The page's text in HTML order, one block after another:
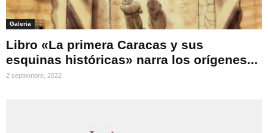
Galeria
Libro «La primera Caracas y sus
esquinas históricas» narra los orígenes...
2 septiembre, 2022